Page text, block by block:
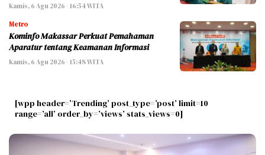
Kamis, 6 Agu 2026 - 16:54 WITA
Metro
Kominfo Makassar Perkuat Pemahaman
Aparatur tentang Keamanan Informasi
Kamis, 6 Agu 2026 - 15:48 WITA
[wpp header=’Trending’ post_type=’post’ limit=10
range=’all’ order_by=’views’ stats_views=0]